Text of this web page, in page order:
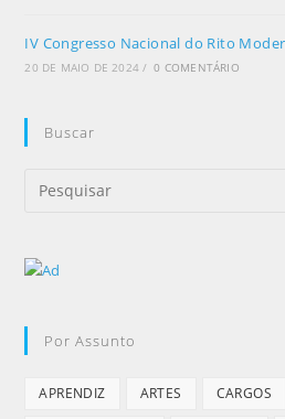
IV Congresso Nacional do Rito
20 DE MAIO DE 2024 / 0 COMENTÁRIO
Buscar
Por Assunto
APRENDIZ ARTES CARGOS